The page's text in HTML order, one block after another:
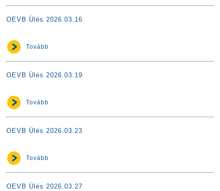
OEVB Ülés 2026.03.16
Tovább
OEVB Ülés 2026.03.19
Tovább
OEVB Ülés 2026.03.23
Tovább
OEVB Ülés 2026.03.27